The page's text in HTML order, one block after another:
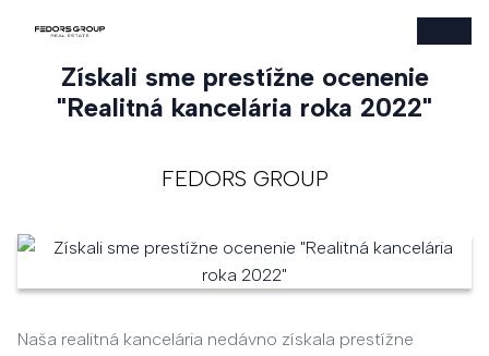
Získali sme prestížne ocenenie
"Realitná kancelária roka 2022"
FEDORS GROUP
Naša realitná kancelária nedávno získala prestížne